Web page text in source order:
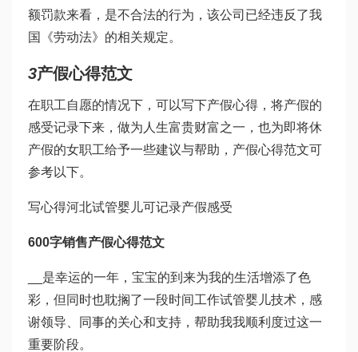
额罚款来看，是不合法的行为，该公司已经违反了我
国《劳动法》的相关规定。
3产假心得范文
在职工自愿的情况下，可以写下产假心得，将产假的
感受记录下来，做为人生富贵财富之一，也为即将休
产假的女职工给予一些建议与帮助，产假心得范文可
参考以下。
写心得河北试管婴儿可记录产假感受
600字销售产假心得范文
__是幸运的一年，宝宝的到来为我的生活增添了色
彩，但同时也耽搁了一段时间工作试管婴儿技术 ，感
谢领导、同事的关心和支持，帮助我我顺利度过这一
重要阶段。